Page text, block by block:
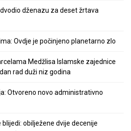
dženazu za deset žrtava
Ovdje je počinjeno planetarno zlo
Medžlisa Islamske zajednice
rad duži niz godina
Otvoreno novo administrativno
obilježene dvije decenije